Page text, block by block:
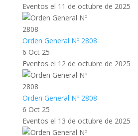
Eventos el 11 de octubre de 2025
Orden General Nº 2808
6 Oct 25
Eventos el 12 de octubre de 2025
Orden General Nº 2808
6 Oct 25
Eventos el 13 de octubre de 2025